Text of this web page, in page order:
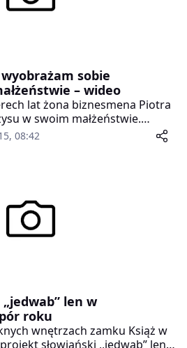
sobie
– wideo
lat żona biznesmena Piotra
w swoim małżeństwie.
że receptą na udany
priorytet bliskich relacji z
08:42
len w
roku
wnętrzach zamku Książ w
słowiański ,,jedwab” len